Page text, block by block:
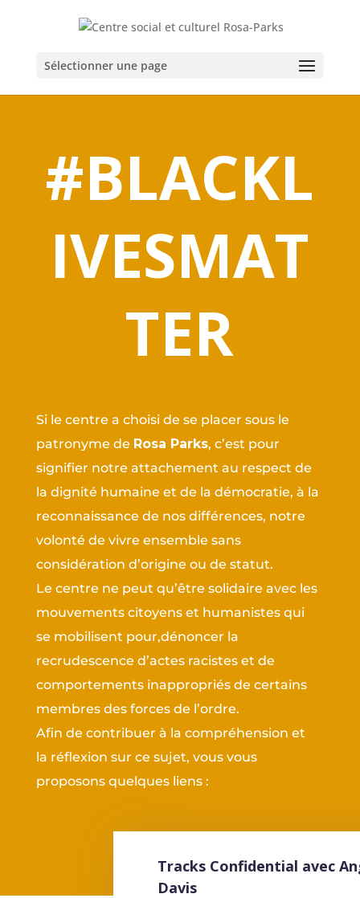
Sélectionner une page
#BLACKL
IVESMAT
TER
Si le centre a choisi de se placer sous le
patronyme de Rosa Parks, c’est pour
signifier notre attachement au respect de
la dignité humaine et de la démocratie, à la
reconnaissance de nos différences, notre
volonté de vivre ensemble sans
considération d’origine ou de statut.
Le centre ne peut qu’être solidaire avec les
mouvements citoyens et humanistes qui
se mobilisent pour,dénoncer la
recrudescence d’actes racistes et de
comportements inappropriés de certains
membres des forces de l’ordre.
Afin de contribuer à la compréhension et
la réflexion sur ce sujet, vous vous
proposons quelques liens :
Tracks Confidential avec
Davis